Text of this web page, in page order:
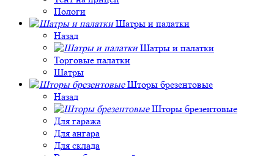
Пологи
Шатры и палатки
Назад
Шатры и палатки
Торговые палатки
Шатры
Шторы брезентовые
Назад
Шторы брезентовые
Для гаража
Для ангара
Для склада